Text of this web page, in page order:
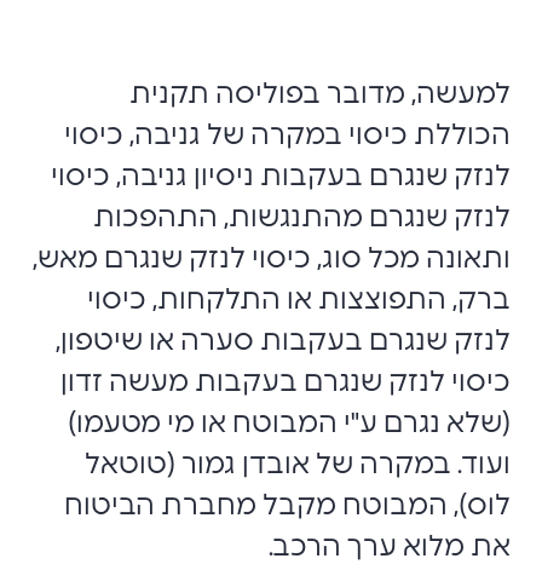
למעשה, מדובר בפוליסה תקנית
הכוללת כיסוי במקרה של גניבה, כיסוי
לנזק שנגרם בעקבות ניסיון גניבה, כיסוי
לנזק שנגרם מהתנגשות, התהפכות
ותאונה מכל סוג, כיסוי לנזק שנגרם מאש,
ברק, התפוצצות או התלקחות, כיסוי
לנזק שנגרם בעקבות סערה או שיטפון,
כיסוי לנזק שנגרם בעקבות מעשה זדון
(שלא נגרם ע"י המבוטח או מי מטעמו)
ועוד. במקרה של אובדן גמור (טוטאל
לוס), המבוטח מקבל מחברת הביטוח
את מלוא ערך הרכב.